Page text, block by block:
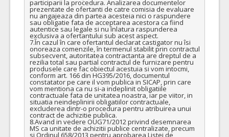
participarii la procedura. Analizarea documentelor
prezentate de ofertanti de catre comisia de evaluare
nu angajeaza din partea acesteia nici o raspundere
sau obligatie fata de acceptarea acestora ca fiind
autentice sau legale si nu înlatura raspunderea
exclusiva a ofertantului sub acest aspect.
7.În cazul în care ofertantul declarat castigator nu îsi
onoreaza comenzile, în termenul stabilit prin contractul
subsecvent, autoritatea contractanta are dreptul de a
rezilia total sau partial contractul de furnizare pentru
produsele care fac obiectul acestuia si vom intocmi,
conform art. 166 din HG395/2016, documentul
constatator pe care il vom publica in SICAP, prin care
vom mentiona ca nu si-a indeplinit obligatiile
contractuale fata de unitatea noastra, iar pe viitor, in
situatia neindeplinirii obligatiilor contractuale,
excluderea dintr-o procedura pentru atribuirea unui
contract de achizitie publica.
8.Avand in vedere OUG71/2012 privind desemnarea
MS ca unitate de achizitii publice centralizate, precum
si Ordinul 658/2013 pentru aprobarea Listei de